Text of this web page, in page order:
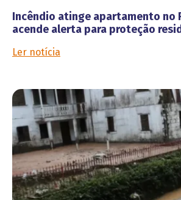
Incêndio atinge apartamento no
acende alerta para proteção
Ler notícia